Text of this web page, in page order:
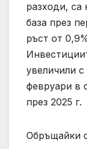
разходи, са
база през
ръст от
увеличили
февруари в
през 2025 г.
Обръщайки